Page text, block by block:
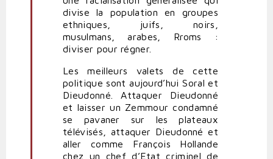
divise la population en groupes
ethniques, juifs, noirs,
musulmans, arabes, Rroms :
diviser pour régner.
Les meilleurs valets de cette
politique sont aujourd’hui Soral et
Dieudonné. Attaquer Dieudonné
et laisser un Zemmour condamné
se pavaner sur les plateaux
télévisés, attaquer Dieudonné et
aller comme François Hollande
chez un chef d’Etat criminel de